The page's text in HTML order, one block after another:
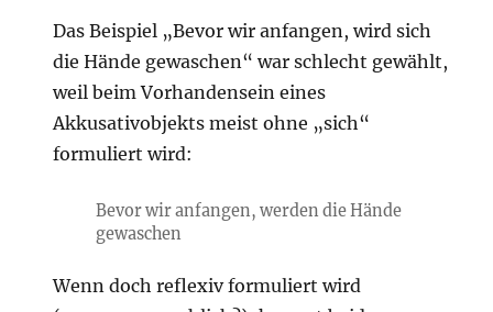
Das Beispiel „Bevor wir anfangen, wird sich
die Hände gewaschen“ war schlecht gewählt,
weil beim Vorhandensein eines
Akkusativobjekts meist ohne „sich“
formuliert wird:
Bevor wir anfangen, werden die Hände
gewaschen
Wenn doch reflexiv formuliert wird